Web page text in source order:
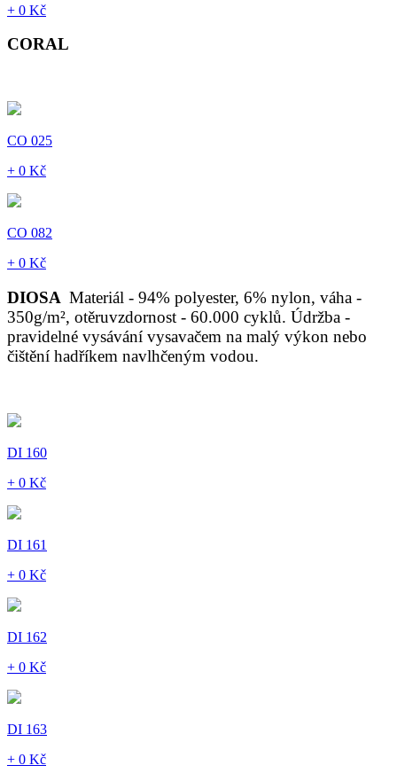
+ 0 Kč
CORAL
CO 025
+ 0 Kč
CO 082
+ 0 Kč
DIOSA Materiál - 94% polyester, 6% nylon, váha -
350g/m², otěruvzdornost - 60.000 cyklů. Údržba -
pravidelné vysávání vysavačem na malý výkon nebo
čištění hadříkem navlhčeným vodou.
DI 160
+ 0 Kč
DI 161
+ 0 Kč
DI 162
+ 0 Kč
DI 163
+ 0 Kč